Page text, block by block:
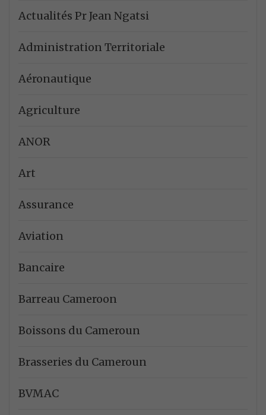
Actualités Pr Jean Ngatsi
Administration Territoriale
Aéronautique
Agriculture
ANOR
Art
Assurance
Aviation
Bancaire
Barreau Cameroon
Boissons du Cameroun
Brasseries du Cameroun
BVMAC